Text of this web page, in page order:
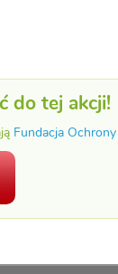
do tej akcji!
Fundacja